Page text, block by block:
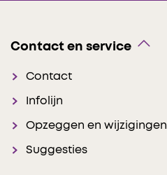
Contact en service
Contact
Infolijn
Opzeggen en wijzigingen
Suggesties